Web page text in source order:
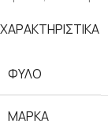
ΧΑΡΑΚΤΗΡΙΣΤΙΚΑ
ΦΥΛΟ
ΜΑΡΚΑ